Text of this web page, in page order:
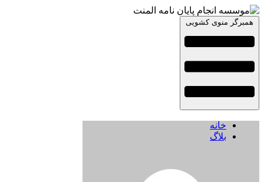
خانه
بلاگ
همبرگر منوی کشویی